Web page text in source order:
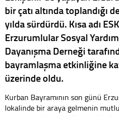
bir çatı altında toplandığı
yılda sürdürdü. Kısa adı
Erzurumlular Sosyal
Dayanışma Derneği
bayramlaşma etkinliğine
üzerinde oldu.
Kurban Bayramının son günü
lokalinde bir araya gelmenin